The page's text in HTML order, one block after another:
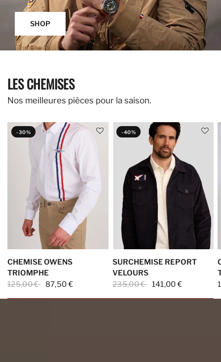
SHOP
LES CHEMISES
Nos meilleures pièces pour la saison.
-30%
CHEMISE OWENS
TRIOMPHE
125,00 €
87,50 €
-40%
SURCHEMISE REPORT
VELOURS
235,00 € 141,00 €